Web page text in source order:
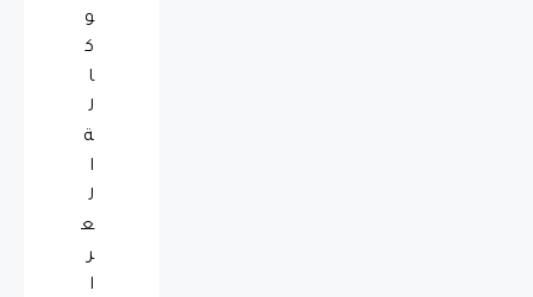
و
ك
ا
ل
ة
ا
ل
ع
ر
ا